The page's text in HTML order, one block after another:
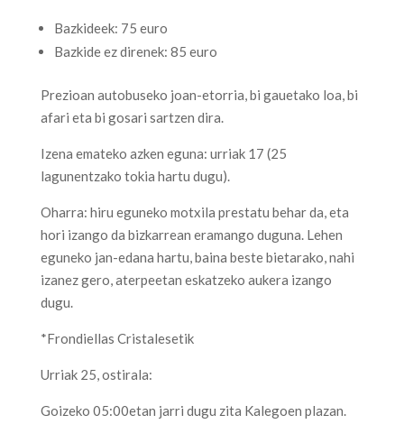
Bazkideek: 75 euro
Bazkide ez direnek: 85 euro
Prezioan autobuseko joan-etorria, bi gauetako loa, bi
afari eta bi gosari sartzen dira.
Izena emateko azken eguna: urriak 17 (25
lagunentzako tokia hartu dugu).
Oharra: hiru eguneko motxila prestatu behar da, eta
hori izango da bizkarrean eramango duguna. Lehen
eguneko jan-edana hartu, baina beste bietarako, nahi
izanez gero, aterpeetan eskatzeko aukera izango
dugu.
*Frondiellas Cristalesetik
Urriak 25, ostirala:
Goizeko 05:00etan jarri dugu zita Kalegoen plazan.